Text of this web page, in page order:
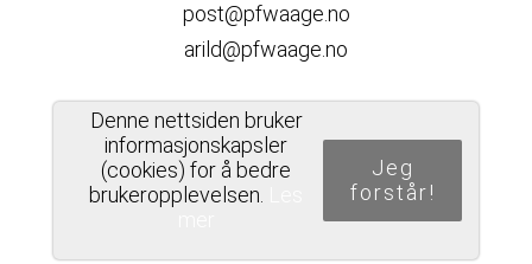
post@pfwaage.no
arild@pfwaage.no
Del nettside
Denne nettsiden bruker
informasjonskapsler
(cookies) for å bedre
brukeropplevelsen.
Jeg
forstår!